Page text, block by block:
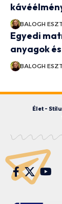
BALOGH
Egyedi
anyagok
BALOGH
Élet –